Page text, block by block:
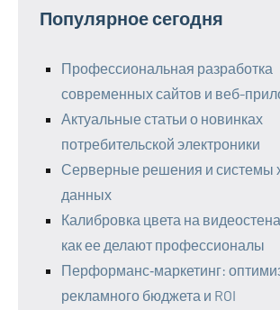
Популярное сегодня
Профессиональная разработка
современных сайтов и веб-
Актуальные статьи о новинках
потребительской электроники
Серверные решения и системы
данных
Калибровка цвета на
как ее делают профессионалы
Перформанс‑маркетинг:
рекламного бюджета и ROI